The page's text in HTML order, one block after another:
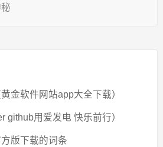
金软件网站app大全下载）
github用爱发电 快乐前行）
版下载的词条